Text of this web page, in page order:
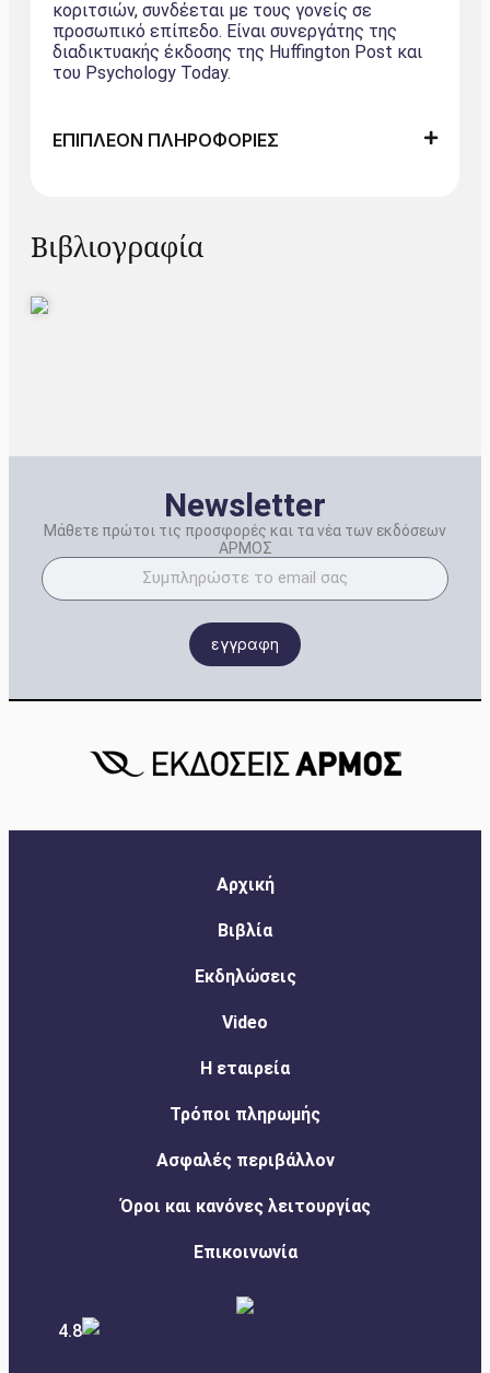
κοριτσιών, συνδέεται με τους γονείς σε
προσωπικό επίπεδο. Είναι συνεργάτης της
διαδικτυακής έκδοσης της Huffington Post και
του Psychology Today.
ΕΠΙΠΛΕΟΝ ΠΛΗΡΟΦΟΡΙΕΣ
Βιβλιογραφία
Newsletter
Μάθετε πρώτοι τις προσφορές και τα νέα των εκδόσεων
ΑΡΜΟΣ
εγγραφη
4.8
Αρχική
Βιβλία
Εκδηλώσεις
Video
Η εταιρεία
Τρόποι πληρωμής
Ασφαλές περιβάλλον
Όροι και κανόνες λειτουργίας
Επικοινωνία